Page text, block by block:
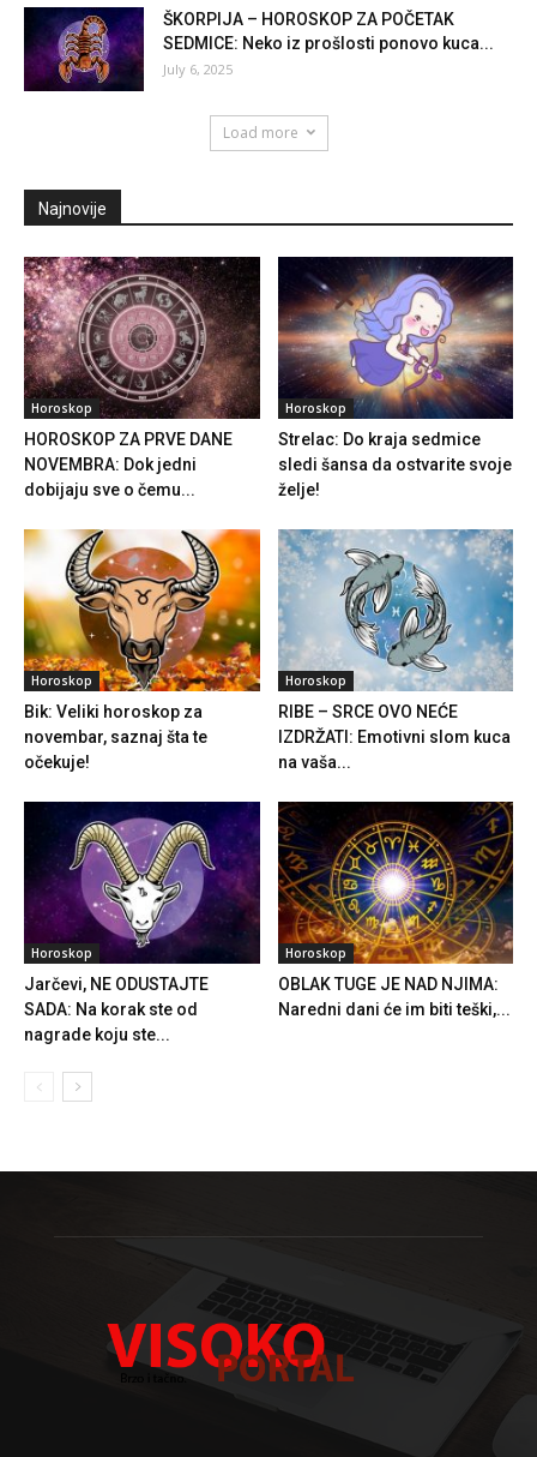
ŠKORPIJA – HOROSKOP ZA POČETAK
SEDMICE: Neko iz prošlosti ponovo kuca...
July 6, 2025
Load more
Najnovije
Horoskop
HOROSKOP ZA PRVE DANE
NOVEMBRA: Dok jedni
dobijaju sve o čemu...
Horoskop
Strelac: Do kraja sedmice
sledi šansa da ostvarite svoje
želje!
Horoskop
Bik: Veliki horoskop za
novembar, saznaj šta te
očekuje!
Horoskop
RIBE – SRCE OVO NEĆE
IZDRŽATI: Emotivni slom kuca
na vaša...
Horoskop
Jarčevi, NE ODUSTAJTE
SADA: Na korak ste od
nagrade koju ste...
Horoskop
OBLAK TUGE JE NAD NJIMA:
Naredni dani će im biti teški,...